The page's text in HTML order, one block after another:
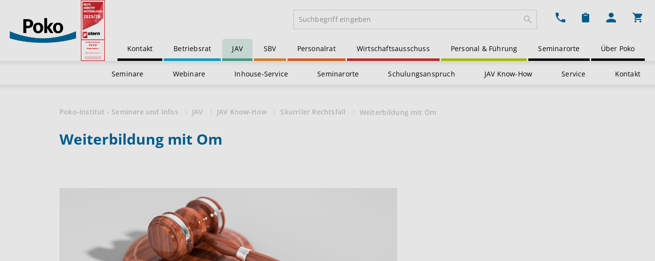
Kontakt Betriebsrat JAV SBV Personalrat Wirtschaftsausschuss Personal & Führung Seminarorte Über Poko
Seminare Webinare Inhouse-Service Seminarorte Schulungsanspruch JAV Know-How Service Kontakt
Poko-Institut - Seminare und Infos JAV JAV Know-How Skurriler Rechtsfall Weiterbildung mit Om
Weiterbildung mit Om